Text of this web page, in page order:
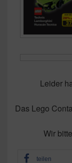
Leider
Das Lego
Wir
teilen